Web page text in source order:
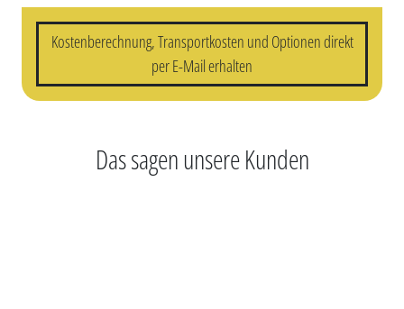
Kostenberechnung, Transportkosten und Optionen direkt
per E-Mail erhalten
Das sagen unsere Kunden